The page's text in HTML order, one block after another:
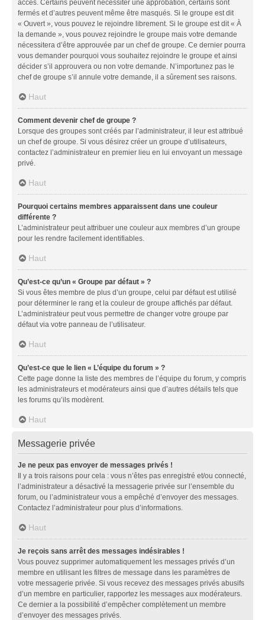
accès. Certains peuvent nécessiter une approbation, certains sont
fermés et d’autres peuvent même être masqués. Si le groupe est dit
« Ouvert », vous pouvez le rejoindre librement. Si le groupe est dit « À
la demande », vous pouvez rejoindre le groupe mais votre demande
nécessitera d’être approuvée par un chef de groupe. Ce dernier pourra
vous demander pourquoi vous souhaitez rejoindre le groupe et ainsi
décider s’il approuvera ou non votre demande. N’importunez pas le
chef de groupe s’il annule votre demande, il a sûrement ses raisons.
Haut
Comment devenir chef de groupe ?
Lorsque des groupes sont créés par l’administrateur, il leur est attribué
un chef de groupe. Si vous désirez créer un groupe d’utilisateurs,
contactez l’administrateur en premier lieu en lui envoyant un message
privé.
Haut
Pourquoi certains membres apparaissent dans une couleur
différente ?
L’administrateur peut attribuer une couleur aux membres d’un groupe
pour les rendre facilement identifiables.
Haut
Qu’est-ce qu’un « Groupe par défaut » ?
Si vous êtes membre de plus d’un groupe, celui par défaut est utilisé
pour déterminer le rang et la couleur de groupe affichés par défaut.
L’administrateur peut vous permettre de changer votre groupe par
défaut via votre panneau de l’utilisateur.
Haut
Qu’est-ce que le lien « L’équipe du forum » ?
Cette page donne la liste des membres de l’équipe du forum, y compris
les administrateurs et modérateurs ainsi que d’autres détails tels que
les forums qu’ils modèrent.
Haut
Messagerie privée
Je ne peux pas envoyer de messages privés !
Il y a trois raisons pour cela : vous n’êtes pas enregistré et/ou connecté,
l’administrateur a désactivé la messagerie privée sur l’ensemble du
forum, ou l’administrateur vous a empêché d’envoyer des messages.
Contactez l’administrateur pour plus d’informations.
Haut
Je reçois sans arrêt des messages indésirables !
Vous pouvez supprimer automatiquement les messages privés d’un
membre en utilisant les filtres de message dans les paramètres de
votre messagerie privée. Si vous recevez des messages privés abusifs
d’un membre en particulier, rapportez les messages aux modérateurs.
Ce dernier a la possibilité d’empêcher complètement un membre
d’envoyer des messages privés.